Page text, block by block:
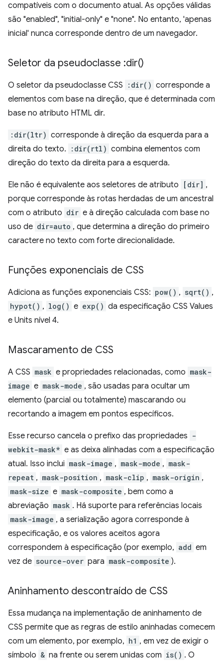
compatíveis com o documento atual. As opções válidas
são "enabled", "initial-only" e "none". No entanto, 'apenas
inicial' nunca corresponde dentro de um navegador.
Seletor da pseudoclasse :dir()
O seletor da pseudoclasse CSS :dir() corresponde a
elementos com base na direção, que é determinada com
base no atributo HTML dir.
:dir(ltr) corresponde à direção da esquerda para a
direita do texto.
:dir(rtl) combina elementos com
direção do texto da direita para a esquerda.
Ele não é equivalente aos seletores de atributo [dir] ,
porque corresponde às rotas herdadas de um ancestral
com o atributo dir e à direção calculada com base no
uso de dir=auto , que determina a direção do primeiro
caractere no texto com forte direcionalidade.
Funções exponenciais de CSS
Adiciona as funções exponenciais CSS: pow() , sqrt() ,
hypot() , log() e exp() da especificação CSS Values
e Units nível 4.
Mascaramento de CSS
A CSS mask e propriedades relacionadas, como mask-
image e mask-mode , são usadas para ocultar um
elemento (parcial ou totalmente) mascarando ou
recortando a imagem em pontos específicos.
Esse recurso cancela o prefixo das propriedades -
webkit-mask* e as deixa alinhadas com a especificação
atual. Isso inclui mask-image , mask-mode , mask-
repeat , mask-position , mask-clip , mask-origin ,
mask-size e mask-composite , bem como a
abreviação mask . Há suporte para referências locais
mask-image , a serialização agora corresponde à
especificação, e os valores aceitos agora
correspondem à especificação (por exemplo, add em
vez de source-over para mask-composite ).
Aninhamento descontraído de CSS
Essa mudança na implementação de aninhamento de
CSS permite que as regras de estilo aninhadas comecem
com um elemento, por exemplo, h1 , em vez de exigir o
símbolo & na frente ou serem unidas com is() . O